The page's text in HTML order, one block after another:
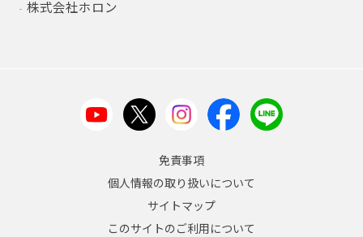
株式会社ホロン
免責事項
個人情報の取り扱いについて
サイトマップ
このサイトのご利用について